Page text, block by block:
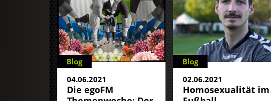
Blog
04.06.2021
Die egoFM
Blog
02.06.2021
Homosexualität im